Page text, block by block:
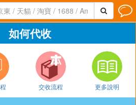
 
如何代收
交收流程 更多說明